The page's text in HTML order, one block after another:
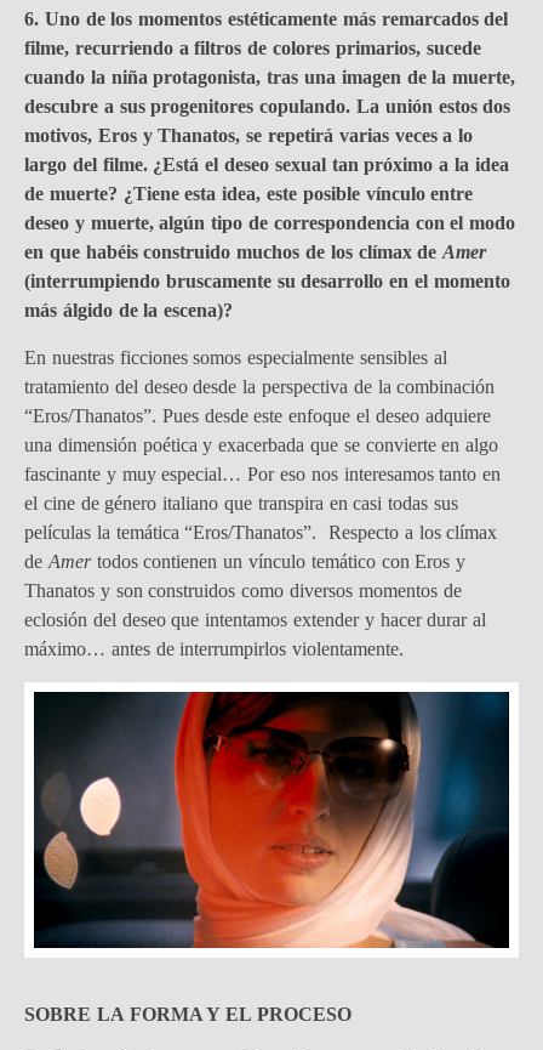
6. Uno de los momentos estéticamente más remarcados del
filme, recurriendo a filtros de colores primarios, sucede
cuando la niña protagonista, tras una imagen de la muerte,
descubre a sus progenitores copulando. La unión estos dos
motivos, Eros y Thanatos, se repetirá varias veces a lo
largo del filme. ¿Está el deseo sexual tan próximo a la idea
de muerte? ¿Tiene esta idea, este posible vínculo entre
deseo y muerte, algún tipo de correspondencia con el modo
en que habéis construido muchos de los clímax deAmer
(interrumpiendo bruscamente su desarrollo en el momento
más álgido de la escena)?
En nuestras ficciones somos especialmente sensibles al
tratamiento del deseo desde la perspectiva de la combinación
“Eros/Thanatos”. Pues desde este enfoque el deseo adquiere
una dimensión poética y exacerbada que se convierte en algo
fascinante y muy especial… Por eso nos interesamos tanto en
el cine de género italiano que transpira en casi todas sus
películas la temática “Eros/Thanatos”. Respecto a los clímax
de Amertodos contienen un vínculo temático con Eros y
Thanatos y son construidos como diversos momentos de
eclosión del deseo que intentamos extender y hacer durar al
máximo… antes de interrumpirlos violentamente.
SOBRE LA FORMA Y EL PROCESO